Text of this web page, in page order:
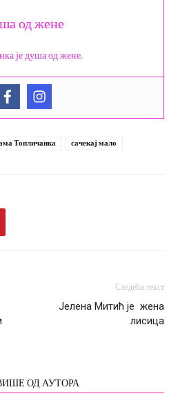
од жене
је душа од жене.
Топличанка сачекај мало
Следећи текст
Јелена Митић је жена
лисица
ОД АУТОРА